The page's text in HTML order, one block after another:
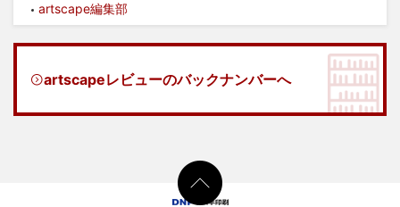
artscape編集部
artscapeレビューのバックナンバーへ